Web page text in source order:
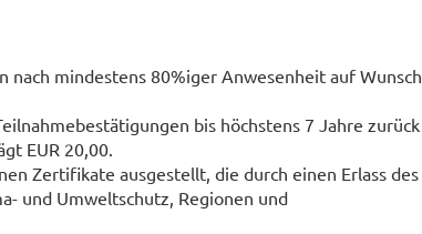
mindestens 80%iger Anwesenheit auf Wunsch
bis höchstens 7 Jahre zurück
EUR 20,00.
Zertifikate ausgestellt, die durch einen Erlass des
und Umweltschutz, Regionen und